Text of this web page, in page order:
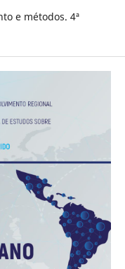
e métodos. 4ª